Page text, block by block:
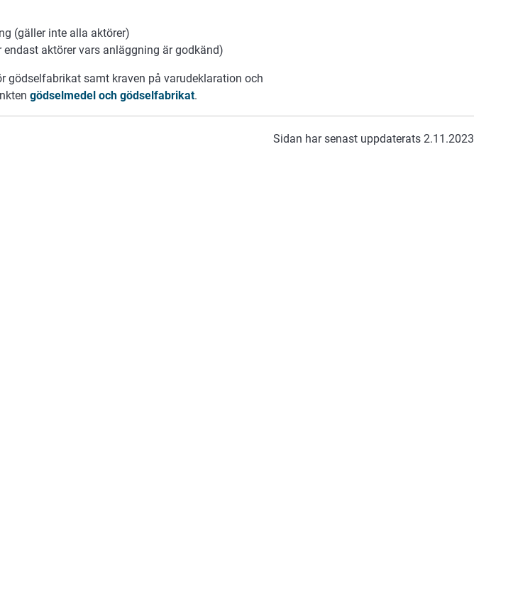
(gäller inte alla aktörer)
aktörer vars anläggning är godkänd)
gödselfabrikat samt kraven på varudeklaration och
gödselmedel och gödselfabrikat.
Sidan har senast uppdaterats 2.11.2023